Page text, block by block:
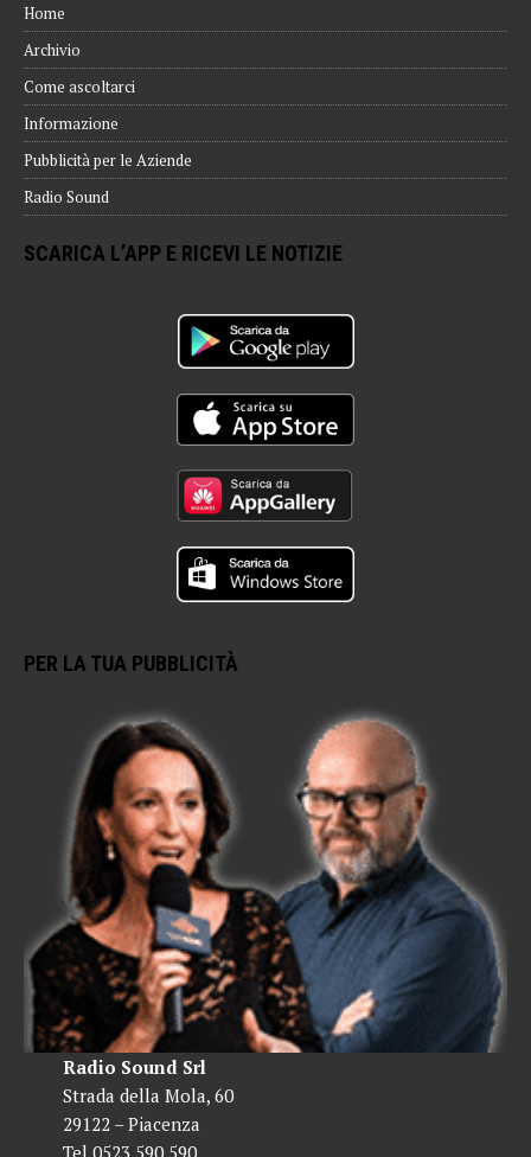
Home
Archivio
Come ascoltarci
Informazione
Pubblicità per le Aziende
Radio Sound
SCARICA L’APP E RICEVI LE NOTIZIE
PER LA TUA PUBBLICITÀ
Radio Sound Srl
Strada della Mola, 60
29122 – Piacenza